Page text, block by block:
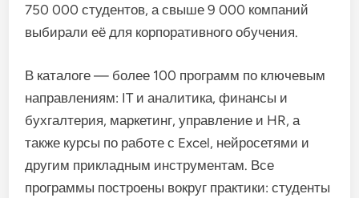
750 000 студентов, асвыше 9 000 компаний
выбирали её для корпоративного обучения.
В каталоге — более 100 программ по ключевым
направлениям: ITи аналитика, финансы и
бухгалтерия, маркетинг, управление и HR, а
также курсы по работе с Excel, нейросетями и
другим прикладным инструментам. Все
программы построены вокруг практики: студенты